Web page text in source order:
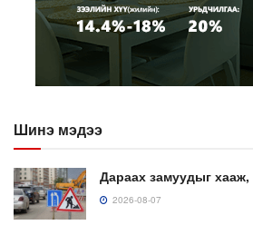
Шинэ мэдээ
Дараах замуудыг
2026-08-07